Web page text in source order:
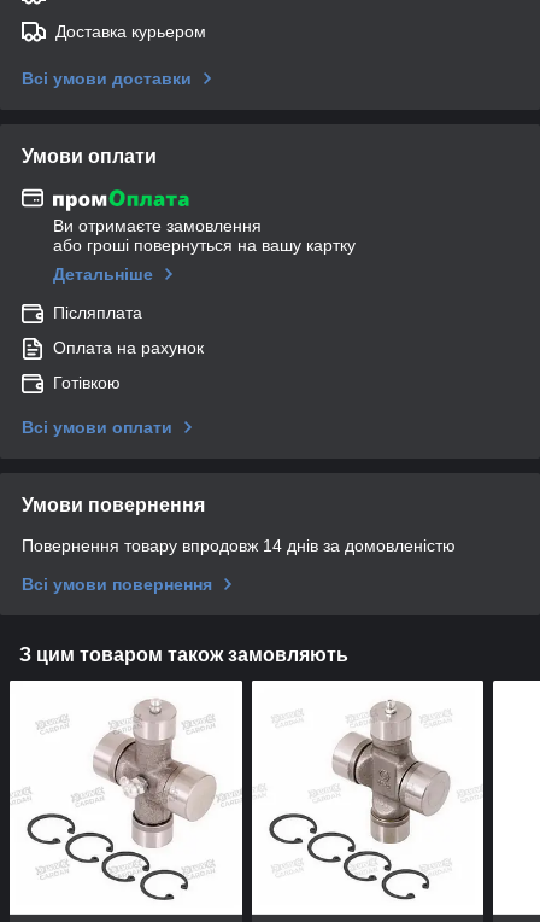
Доставка курьером
Всі умови доставки
Умови оплати
Ви отримаєте замовлення
або гроші повернуться на вашу картку
Детальніше
Післяплата
Оплата на рахунок
Готівкою
Всі умови оплати
Умови повернення
Повернення товару впродовж 14 днів за домовленістю
Всі умови повернення
З цим товаром також замовляють